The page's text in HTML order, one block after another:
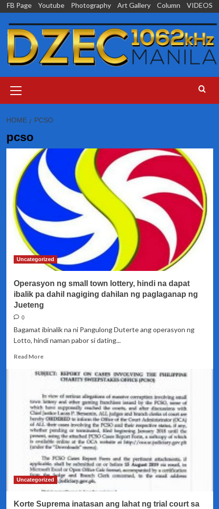
Skip
content
FB Page Youtube Photography Art Gallery Column VIDEOS
Menu
HOME PCSO
pcso
Uncategorized
Operasyon ng small town lottery, hindi na dapat
ibalik pa dahil nagiging dahilan ng paglaganap ng
Jueteng
0
Bagamat ibinalik na ni Pangulong Duterte ang operasyon ng
Lotto, hindi naman pabor si dating...
Read MoreRead
about
Operasyon
ng
small
town
lottery,
hindi
na
dapat
ibalik
pa
dahil
nagiging
ng
Uncategorized
Korte Suprema inatasan ang lahat ng trial court sa